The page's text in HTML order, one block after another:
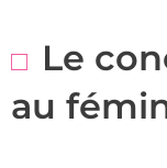
Le
au